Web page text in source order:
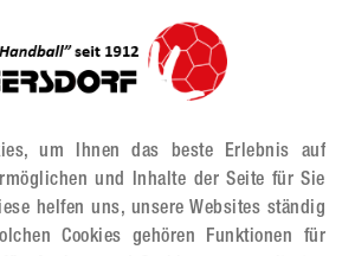
um Ihnen das beste Erlebnis auf
und Inhalte der Seite für Sie
helfen uns, unsere Websites ständig
Cookies gehören Funktionen für